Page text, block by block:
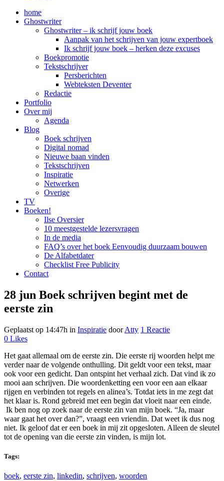
home
Ghostwriter
Ghostwriter – ik schrijf jouw boek
Aanpak van het schrijven van jouw expertboek
Ik schrijf jouw boek – herken deze excuses
Boekpromotie
Tekstschrijver
Persberichten
Webteksten Deventer
Redactie
Portfolio
Over mij
Agenda
Blog
Boek schrijven
Digital nomad
Nieuwe baan vinden
Tekstschrijven
Inspiratie
Netwerken
Overige
TV
Boeken!
Ilse Oversier
10 meestgestelde lezersvragen
In de media
FAQ’s over het boek Eenvoudig duurzaam bouwen
De Alfabetdater
Checklist Free Publicity
Contact
28 jun Boek schrijven begint met de
eerste zin
Geplaatst op 14:47h in Inspiratie doorAtty 1 Reactie
0 Likes
Het gaat allemaal om de eerste zin. Die eerste rij woorden helpt me
verder naar de volgende onthulling. Dit geldt voor een tekst, maar
ook voor een gedicht. Dan ontspint het verhaal zich. Dat vind ik zo
mooi aan schrijven. Die woordenketting een voor een aan elkaar
rijgen en verbinden tot regels en alinea’s. Totdat iets in me zegt dat
het klaar is. Rond gebreid met een begin dat vloeit naar een einde.
Ik ben nog op zoek naar de eerste zin van mijn boek. “Ja, maar
waar gaat het over dan?”, vraagt een vriendin. Dat weet ik dus nog
niet. Ik geloof dat er een boek in mij zit opgesloten. Alleen de sleutel
tot de opening van die eerste zin vinden, is mijn lot.
Tags:
boek, eerste zin, linkedin, schrijven, woorden